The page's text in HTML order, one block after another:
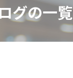
グの一覧